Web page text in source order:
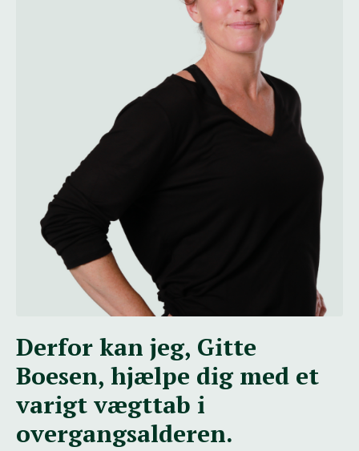
Derfor kan jeg, Gitte
Boesen, hjælpe dig med et
varigt vægttab i
overgangsalderen.